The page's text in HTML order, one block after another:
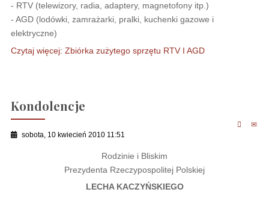
- RTV (telewizory, radia, adaptery, magnetofony itp.)
- AGD (lodówki, zamrażarki, pralki, kuchenki gazowe i
elektryczne)
Czytaj więcej: Zbiórka zużytego sprzętu RTV I AGD
Kondolencje
sobota, 10 kwiecień 2010 11:51
Rodzinie i Bliskim
Prezydenta Rzeczypospolitej Polskiej
LECHA KACZYŃSKIEGO